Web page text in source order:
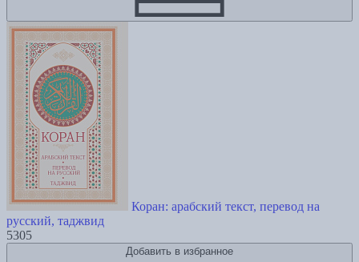
Коран: арабский текст, перевод на
русский, таджвид
5305
Добавить в избранное